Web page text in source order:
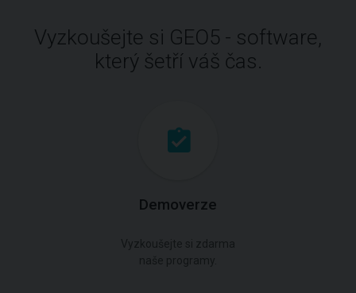
Vyzkoušejte si GEO5 - software,
který šetří váš čas.
Demoverze